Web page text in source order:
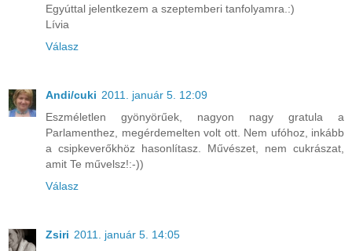
Egyúttal jelentkezem a szeptemberi tanfolyamra.:)
Lívia
Válasz
Andi/cuki 2011. január 5. 12:09
Eszméletlen gyönyörűek, nagyon nagy gratula a
Parlamenthez, megérdemelten volt ott. Nem ufóhoz, inkább
a csipkeverőkhöz hasonlítasz. Művészet, nem cukrászat,
amit Te művelsz!:-))
Válasz
Zsiri 2011. január 5. 14:05